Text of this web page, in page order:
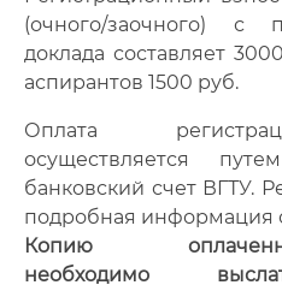
(очного/заочного) с
доклада составляет
аспирантов 1500 руб.
Оплата
осуществляется
банковский счет ВГТУ.
подробная информация
Копию
необходимо